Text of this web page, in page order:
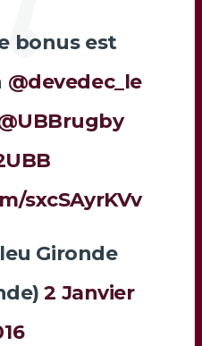
bonus est
@devedec_le
sxcSAyrKVv
Gironde
2 Janvier